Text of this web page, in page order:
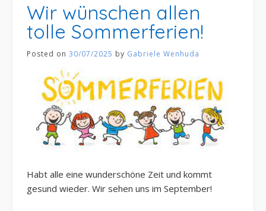
Wir wünschen allen
tolle Sommerferien!
Posted on 30/07/2025 by Gabriele Wenhuda
Habt alle eine wunderschöne Zeit und kommt
gesund wieder. Wir sehen uns im September!